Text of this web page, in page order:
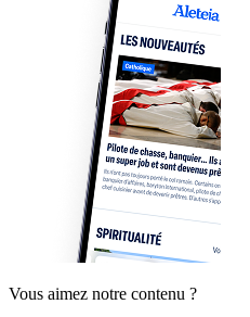
Vous aimez notre contenu ?